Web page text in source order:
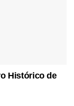
Histórico de